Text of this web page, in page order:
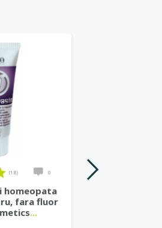
(18) 0
homeopata
fara fluor
...